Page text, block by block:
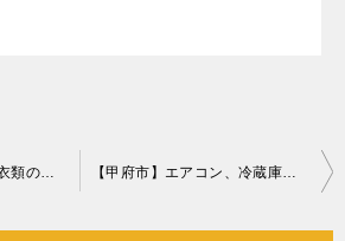
【甲府市】一般ごみ、衣類の回収・処分ご依頼 お客様の声 【甲府市】エアコン、冷蔵庫の回収・処分ご依頼 お客様の声